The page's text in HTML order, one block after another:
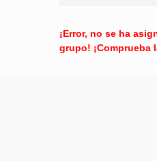
¡Error, no se ha
grupo! ¡Comprueba